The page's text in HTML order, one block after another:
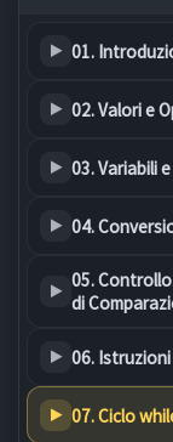
01.
02. Valori e
03. Variabili
04.
05.
di
06.
07. Ciclo